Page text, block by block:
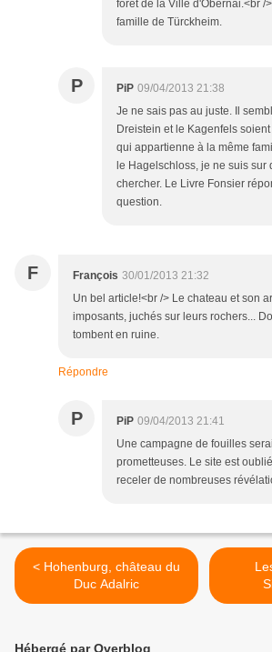
forêt de la Ville d'Obernai.<br /
famille de Türckheim.
P PiP 09/04/2013 21:38
Je ne sais pas au juste. Il
Dreistein et le Kagenfels
qui appartienne à la même
le Hagelschloss, je ne suis sur
chercher. Le Livre Fonsier
question.
F François 30/01/2013 21:32
Un bel article!<br /> Le chateau et son
imposants, juchés sur leurs rochers...
tombent en ruine.
Répondre
P PiP 09/04/2013 21:41
Une campagne de fouilles
prometteuses. Le site est
receler de nombreuses
< Hohenburg, château du
Duc Adalric
Hébergé par Overblog